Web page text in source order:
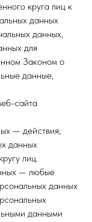
круга лиц к
данных
данных,
для
Законом о
данные,
сайта
— действия,
данных
лиц.
— любые
данных
данными